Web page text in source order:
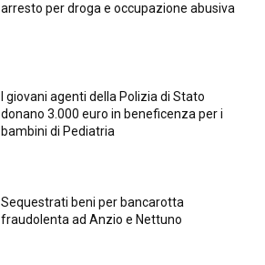
arresto per droga e occupazione abusiva
I giovani agenti della Polizia di Stato
donano 3.000 euro in beneficenza per i
bambini di Pediatria
Sequestrati beni per bancarotta
fraudolenta ad Anzio e Nettuno